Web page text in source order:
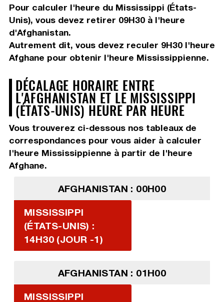
Pour calculer l'heure du Mississippi (États-
Unis), vous devez retirer 09H30à l'heure
d'Afghanistan.
Autrement dit, vous devez reculer 9H30 l'heure
Afghane pour obtenir l'heure Mississippienne.
DÉCALAGE HORAIRE ENTRE
L'AFGHANISTAN ET LE MISSISSIPPI
(ÉTATS-UNIS) HEURE PAR HEURE
Vous trouverez ci-dessous nos tableaux de
correspondances pour vous aider à calculer
l'heure Mississippienne à partir de l'heure
Afghane.
AFGHANISTAN : 00H00
MISSISSIPPI
(ÉTATS-UNIS) :
14H30 (JOUR -1)
AFGHANISTAN : 01H00
MISSISSIPPI